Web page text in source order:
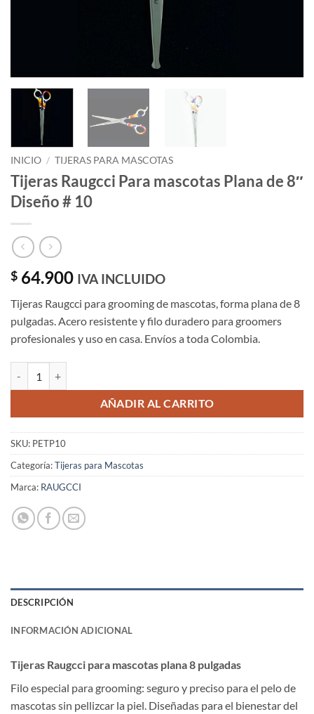
INICIO / TIJERAS PARA MASCOTAS
Tijeras Raugcci Para mascotas Plana de 8″
Diseño # 10
$ 64.900 IVA INCLUIDO
Tijeras Raugcci para grooming de mascotas, forma plana de 8
pulgadas. Acero resistente y filo duradero para groomers
profesionales y uso en casa. Envíos a toda Colombia.
AÑADIR AL CARRITO
SKU: PETP10
Categoría:Tijeras para Mascotas
Marca: RAUGCCI
DESCRIPCIÓN
INFORMACIÓN ADICIONAL
Tijeras Raugcci para mascotas plana 8 pulgadas
Filo especial para grooming: seguro y preciso para el pelo de
mascotas sin pellizcar la piel. Diseñadas para el bienestar del